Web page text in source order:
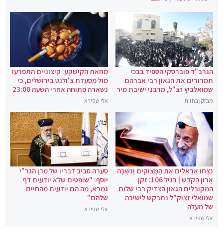
הגרב"ד פוברסקי הספיד בבכי
תמרורים את הגאון רבי אברהם
שמואלביץ זצ"ל, מרבני ישיבת מיר
מבזקן בחזית
מחאת הקישקע: קיצוניים התפרעו
מול מסעדת צ'ולנט בירושלים, כי
נשארה פתוחה אחרי השעה 23:00
אלי שפירא
נִצְּחוּ אֶרְאֶלִּים אֶת הַמְּצוּקִים וְנִשְׁבָּה
אֲרוֹן הַקֹּדֶשׁ | בגיל 106: זקן
המקובלים הגאון הצדיק רבי שלום
שמואלי זצוק”ל נתבקש לישיבה
של מעלה
אלי שפירא
סערה סביב דבריו של מרן הגר"י
יוסף: "שופטים שלא יודעים דף
גמרא, מה הם יודעים מהחיים
שלהם"
אלי שפירא